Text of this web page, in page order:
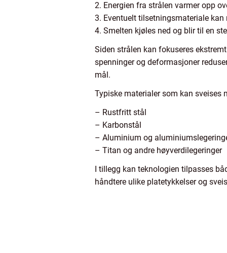
2. Energien fra strålen varmer opp
3. Eventuelt tilsetningsmateriale
4. Smelten kjøles ned og blir til en
Siden strålen kan fokuseres
spenninger og deformasjoner
mål.
Typiske materialer som kan sveises
– Rustfritt stål
– Karbonstål
– Aluminium og
– Titan og andre høyverdilegeringer
I tillegg kan teknologien tilpasses
håndtere ulike platetykkelser og